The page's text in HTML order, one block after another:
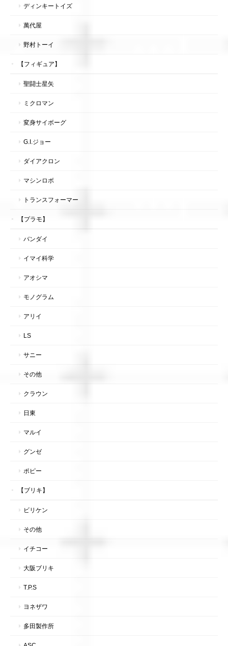
ディンキートイズ
萬代屋
野村トーイ
【フィギュア】
聖闘士星矢
ミクロマン
変身サイボーグ
G.I.ジョー
ダイアクロン
マシンロボ
トランスフォーマー
【プラモ】
バンダイ
イマイ科学
アオシマ
モノグラム
アリイ
LS
サニー
その他
クラウン
日東
マルイ
グンゼ
ポピー
【ブリキ】
ビリケン
その他
イチコー
大阪ブリキ
T.P.S
ヨネザワ
多田製作所